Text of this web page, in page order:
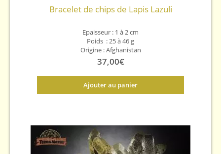
Bracelet de chips de Lapis Lazuli
Epaisseur : 1 à 2 cm
Poids : 25 à 46 g
Origine : Afghanistan
37,00€
Ajouter au panier